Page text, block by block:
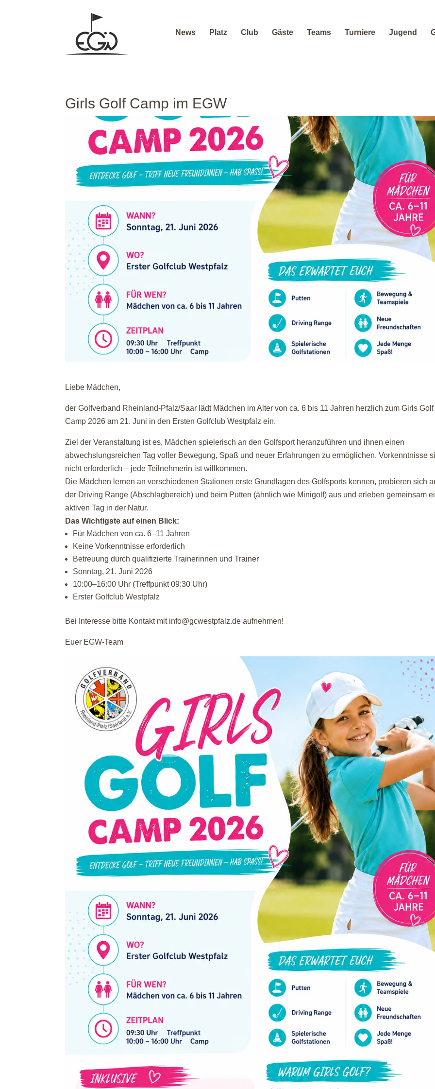
News Platz Club Gäste Teams Turniere Jugend
Girls Golf Camp im EGW
Liebe Mädchen,
der Golfverband Rheinland-Pfalz/Saar lädt Mädchen im Alter von ca. 6 bis 11 Jahren herzlich zum Girls Golf
Camp 2026 am 21. Juni in den Ersten Golfclub Westpfalz ein.
Ziel der Veranstaltung ist es, Mädchen spielerisch an den Golfsport heranzuführen und ihnen einen
abwechslungsreichen Tag voller Bewegung, Spaß und neuer Erfahrungen zu ermöglichen. Vorkenntnisse
nicht erforderlich – jede Teilnehmerin ist willkommen.
Die Mädchen lernen an verschiedenen Stationen erste Grundlagen des Golfsports kennen, probieren sich
der Driving Range (Abschlagbereich) und beim Putten (ähnlich wie Minigolf) aus und erleben gemeinsam
aktiven Tag in der Natur.
Das Wichtigste auf einen Blick:
Für Mädchen von ca. 6–11 Jahren
Keine Vorkenntnisse erforderlich
Betreuung durch qualifizierte Trainerinnen und Trainer
Sonntag, 21. Juni 2026
10:00–16:00 Uhr (Treffpunkt 09:30 Uhr)
Erster Golfclub Westpfalz
Bei Interesse bitte Kontakt mit info@gcwestpfalz.de aufnehmen!
Euer EGW-Team